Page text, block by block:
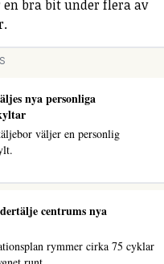
bra bit under flera av
nya personliga
väljer en personlig
centrums nya
rymmer cirka 75 cyklar